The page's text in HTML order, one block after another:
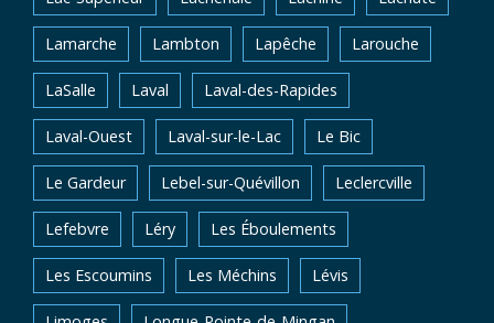
Lamarche Lambton Lapêche Larouche
LaSalle Laval Laval-des-Rapides
Laval-Ouest Laval-sur-le-Lac Le Bic
Le Gardeur Lebel-sur-Quévillon Leclercville
Lefebvre Léry Les Éboulements
Les Escoumins Les Méchins Lévis